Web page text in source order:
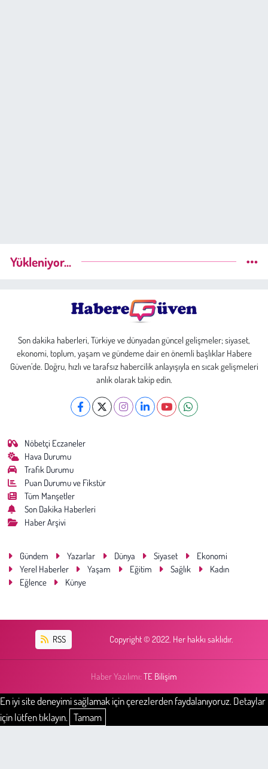
Yükleniyor...
Son dakika haberleri, Türkiye ve dünyadan güncel gelişmeler; siyaset,
ekonomi, toplum, yaşam ve gündeme dair en önemli başlıklar Habere
Güven’de. Doğru, hızlı ve tarafsız habercilik anlayışıyla en sıcak gelişmeleri
anlık olarak takip edin.
Nöbetçi Eczaneler
Hava Durumu
Trafik Durumu
Puan Durumu ve Fikstür
Tüm Manşetler
Son Dakika Haberleri
Haber Arşivi
Gündem Yazarlar Dünya Siyaset
Ekonomi
Yerel Haberler
Yaşam Eğitim Sağlık
Kadın
Eğlence
Künye
RSS Copyright © 2022. Her hakkı saklıdır.
Haber Yazılımı: TE Bilişim
En iyi site deneyimi sağlamak için çerezlerden faydalanıyoruz. Detaylar
için lütfen tıklayın. Tamam